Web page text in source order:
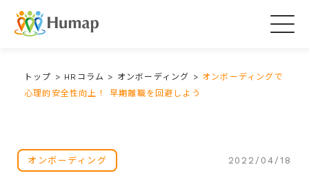
トップ > HRコラム > オンボーディング > オンボーディングで
心理的安全性向上！ 早期離職を回避しよう
オンボーディング 2022/04/18